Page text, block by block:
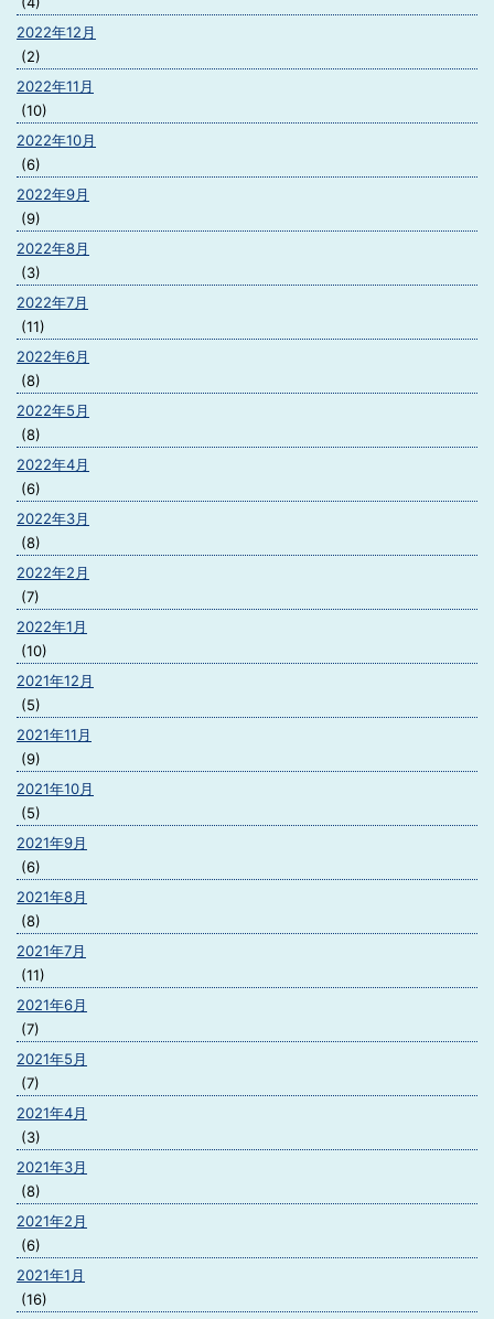
2022年12月
(2)
2022年11月
(10)
2022年10月
(6)
2022年9月
(9)
2022年8月
(3)
2022年7月
(11)
2022年6月
(8)
2022年5月
(8)
2022年4月
(6)
2022年3月
(8)
2022年2月
(7)
2022年1月
(10)
2021年12月
(5)
2021年11月
(9)
2021年10月
(5)
2021年9月
(6)
2021年8月
(8)
2021年7月
(11)
2021年6月
(7)
2021年5月
(7)
2021年4月
(3)
2021年3月
(8)
2021年2月
(6)
2021年1月
(16)